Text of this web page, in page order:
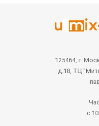
125464, г.
д.18, ТЦ
с